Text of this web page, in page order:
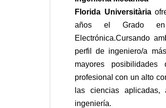
Florida Universitària
años el Grado en
Electrónica.Cursando
perfil de ingeniero/a
mayores
profesional con un alto
las ciencias
ingeniería.